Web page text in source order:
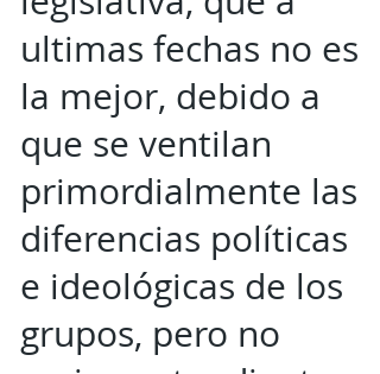
ultimas fechas no es
la mejor, debido a
que se ventilan
primordialmente las
diferencias políticas
e ideológicas de los
grupos, pero no